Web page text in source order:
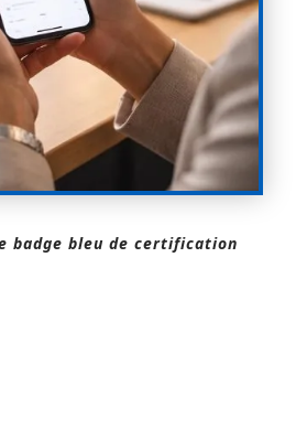
badge bleu de certification